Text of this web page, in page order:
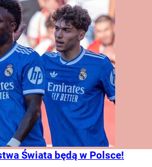
Świata będą w Polsce!